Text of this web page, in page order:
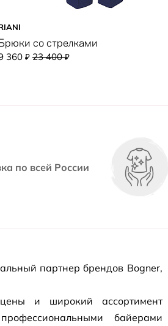
со стрелками
360 ₽ 23 400₽
по всей России
партнер брендов Bogner,
и широкий ассортимент
байерами